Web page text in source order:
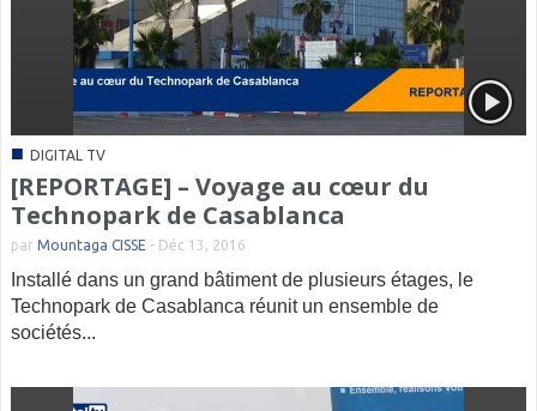
■ DIGITAL TV
[REPORTAGE] – Voyage au cœur du
Technopark de Casablanca
par Mountaga CISSE - Déc 13, 2016
Installé dans un grand bâtiment de plusieurs étages, le
Technopark de Casablanca réunit un ensemble de
sociétés...